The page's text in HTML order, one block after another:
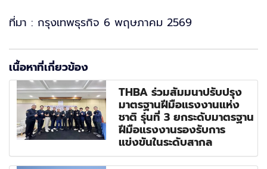
ที่มา : กรุงเทพธุรกิจ 6 พฤษภาคม 2569
เนื้อหาที่เกี่ยวข้อง
THBA ร่วมสัมมนาปรับปรุง
มาตรฐานฝีมือแรงงานแห่ง
ชาติ รุ่นที่ 3 ยกระดับมาตรฐาน
ฝีมือแรงงานรองรับการ
แข่งขันในระดับสากล